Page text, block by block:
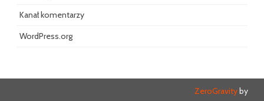
Kanał komentarzy
WordPress.org
ZeroGravityby